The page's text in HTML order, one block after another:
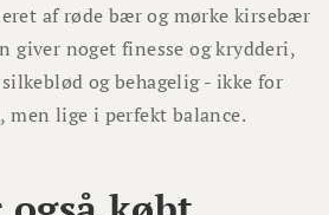
af røde bær og mørke kirsebær
giver noget finesse og krydderi,
og behagelig - ikke for
men lige i perfekt balance.